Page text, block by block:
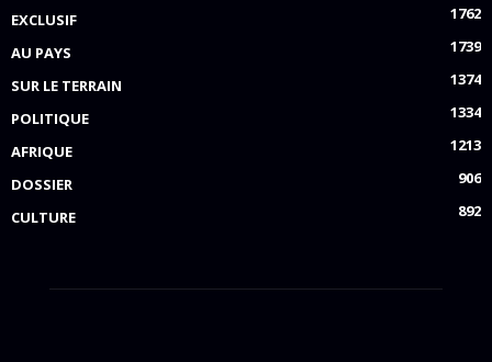
EXCLUSIF
1762
AU PAYS
1739
SUR LE TERRAIN
1374
POLITIQUE
1334
AFRIQUE
1213
DOSSIER
906
CULTURE
892